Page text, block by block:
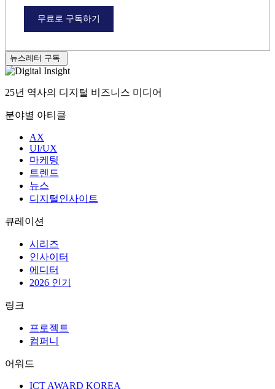
무료로 구독하기
뉴스레터 구독
25년 역사의 디지털 비즈니스 미디어
분야별 아티클
AX
UI/UX
마케팅
트렌드
뉴스
디지털인사이트
큐레이션
시리즈
인사이터
에디터
2026 인기
링크
프로젝트
컴퍼니
어워드
ICT AWARD KOREA